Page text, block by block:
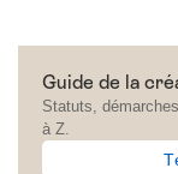
Guide de la
Statuts,
à Z.